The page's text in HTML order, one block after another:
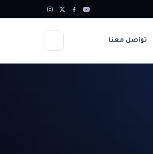
تواصل معنا